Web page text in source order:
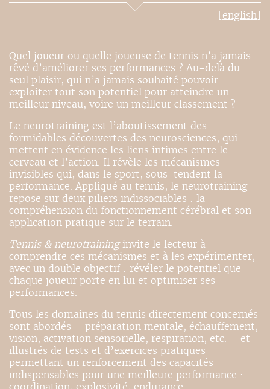
[english]
Quel joueur ou quelle joueuse de tennis n’a jamais
rêvé d’améliorer ses performances ? Au-delà du
seul plaisir, qui n’a jamais souhaité pouvoir
exploiter tout son potentiel pour atteindre un
meilleur niveau, voire un meilleur classement ?
Le neurotraining est l’aboutissement des
formidables découvertes des neurosciences, qui
mettent en évidence les liens intimes entre le
cerveau et l’action. Il révèle les mécanismes
invisibles qui, dans le sport, sous-tendent la
performance. Appliqué au tennis, le neurotraining
repose sur deux piliers indissociables : la
compréhension du fonctionnement cérébral et son
application pratique sur le terrain.
Tennis & neurotraininginvite le lecteur à
comprendre ces mécanismes et à les expérimenter,
avec un double objectif : révéler le potentiel que
chaque joueur porte en lui et optimiser ses
performances.
Tous les domaines du tennis directement concernés
sont abordés – préparation mentale, échauffement,
vision, activation sensorielle, respiration, etc. – et
illustrés de tests et d’exercices pratiques
permettant un renforcement des capacités
indispensables pour une meilleure performance :